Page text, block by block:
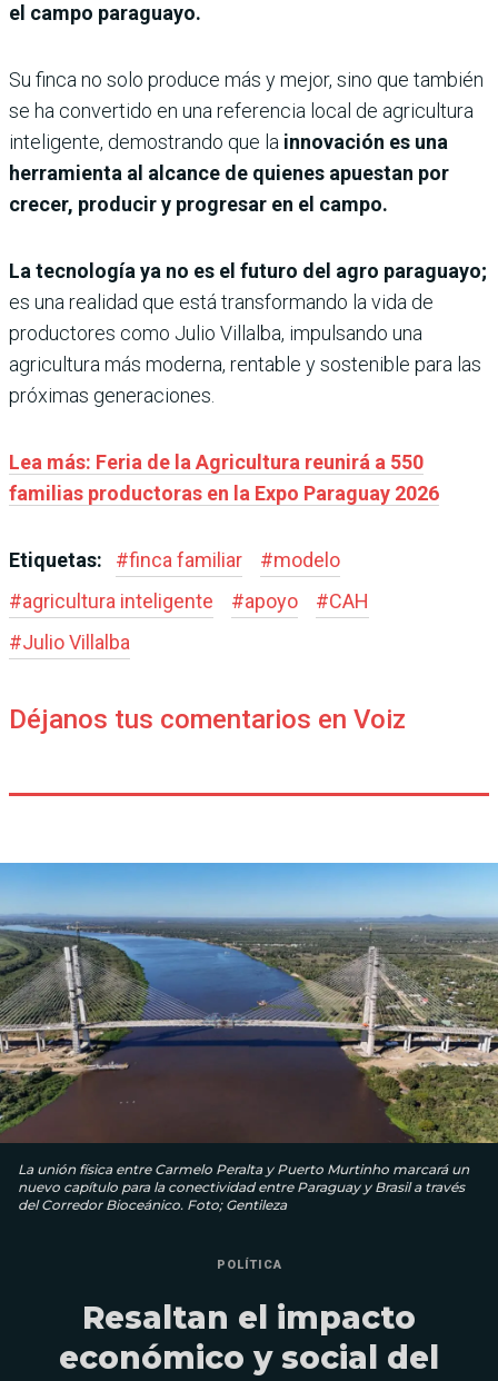
el campo paraguayo.
Su finca no solo produce más y mejor, sino que también
se ha convertido en una referencia local de agricultura
inteligente, demostrando que la innovación es una
herramienta al alcance de quienes apuestan por
crecer, producir y progresar en el campo.
La tecnología ya no es el futuro del agro paraguayo;
es una realidad que está transformando la vida de
productores como Julio Villalba, impulsando una
agricultura más moderna, rentable y sostenible para las
próximas generaciones.
Lea más: Feria de la Agricultura reunirá a 550
familias productoras en la Expo Paraguay 2026
Etiquetas: #finca familiar #modelo
#agricultura inteligente #apoyo #CAH
#Julio Villalba
Déjanos tus comentarios en Voiz
La unión física entre Carmelo Peralta y Puerto Murtinho marcará un
nuevo capítulo para la conectividad entre Paraguay y Brasil a través
del Corredor Bioceánico. Foto; Gentileza
POLÍTICA
Resaltan el impacto
económico y social del